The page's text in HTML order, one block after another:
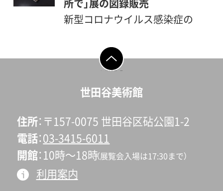
う場所で」 会期：2021年4月
中一部展示替えを行います。
開館時間：10:00～18:00（入場
曜日（祝・休日の場合は開館、
館 2階展示室展覧会基本情
報は《こちらをクリック》デジ
タルコンテンツ「世田美チャ
ンネル」にもどる→こちら
ているほか、三人の制作の背
景が感じられるような文章を
しては、ちょっと小ぶりな四
六判。上製本丸背の造本で、ジ
く、手になじみます。「驚異の
三人!! 高松次郎・若林奮・李
禹煥――版とい…ライブラリ
ーで閲覧できるほか、ミュー
ジアムショップで販売（税込
2,200円）しておりますので、
所で」展の図録販売
新型コロナウイルス感染症の
開催が中止となりました「驚
異の三人!! 高松次郎・若林
で」展の図録をミュージアム
ショップで販売しています。
ご購入はこちら ⇒ ミュー
ジアムショップ
ページの先頭へ戻
世田谷美術館
住所 〒157-0075 世田谷区砧公園1-2
電話 03-3415-6011
開館 10時〜18時（展覧会入場は17:30まで）
利用案内